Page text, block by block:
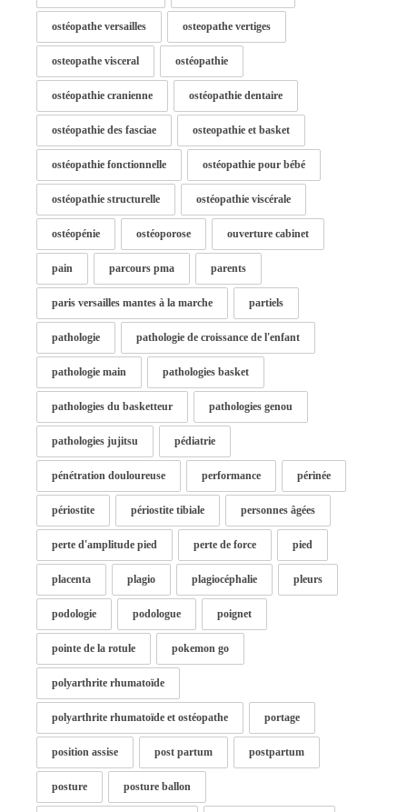
ostéopathe versailles osteopathe vertiges
osteopathe visceral ostéopathie
ostéopathie cranienne ostéopathie dentaire
ostéopathie des fasciae osteopathie et basket
ostéopathie fonctionnelle ostéopathie pour bébé
ostéopathie structurelle ostéopathie viscérale
ostéopénie ostéoporose ouverture cabinet
pain parcours pma parents
paris versailles mantes à la marche partiels
pathologie pathologie de croissance de l'enfant
pathologie main pathologies basket
pathologies du basketteur pathologies genou
pathologies jujitsu pédiatrie
pénétration douloureuse performance périnée
périostite périostite tibiale personnes âgées
perte d'amplitude pied perte de force pied
placenta plagio plagiocéphalie pleurs
podologie podologue poignet
pointe de la rotule pokemon go
polyarthrite rhumatoïde
polyarthrite rhumatoïde et ostéopathe portage
position assise post partum postpartum
posture posture ballon